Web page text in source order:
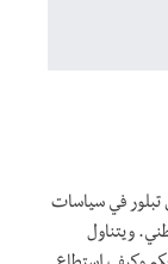
تبلور في سياسات
ويتناول